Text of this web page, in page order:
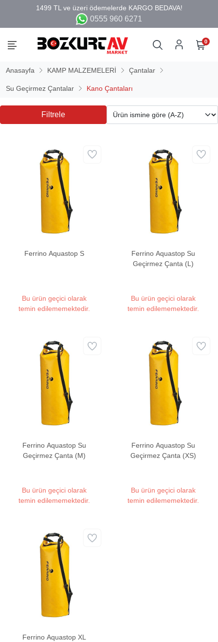
0555 960 6271
0
Anasayfa KAMP MALZEMELERİ Çantalar
Su Geçirmez Çantalar Kano Çantaları
Filtrele
Ferrino Aquastop S
Bu ürün geçici olarak
temin edilememektedir.
Ferrino Aquastop Su
Geçirmez Çanta (L)
Bu ürün geçici olarak
temin edilememektedir.
Ferrino Aquastop Su
Geçirmez Çanta (M)
Bu ürün geçici olarak
temin edilememektedir.
Ferrino Aquastop Su
Geçirmez Çanta (XS)
Bu ürün geçici olarak
temin edilememektedir.
Ferrino Aquastop XL